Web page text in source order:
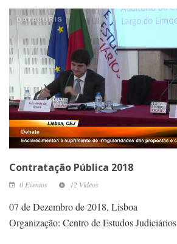
Contratação Pública 2018
0 Eventos 12 Vídeos
07 de Dezembro de 2018, Lisboa
Organização: Centro de Estudos Judiciários